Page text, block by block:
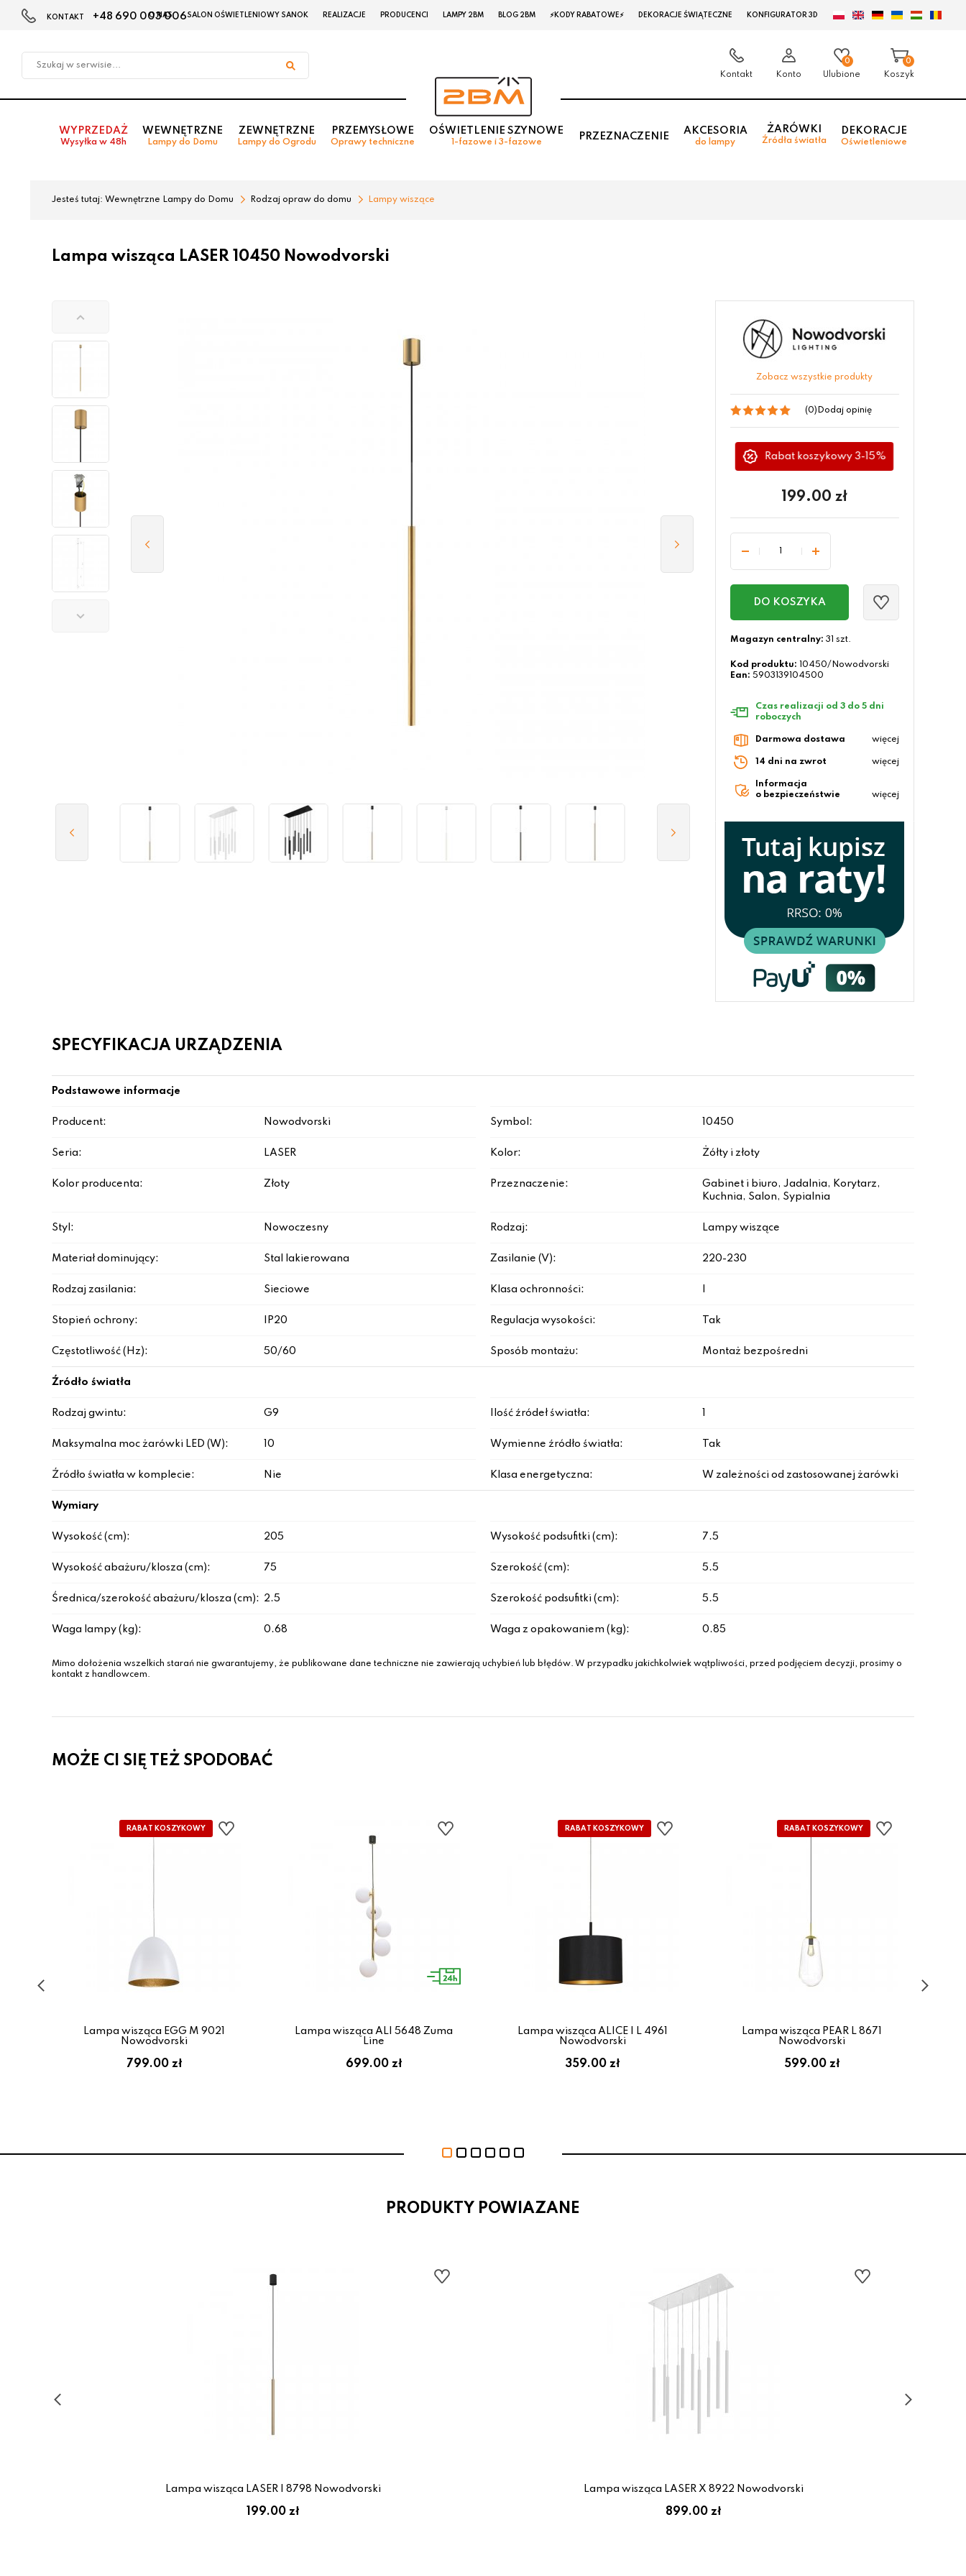
w
KONTAKT +48 690 003 006
O NAS SALON OŚWIETLENIOWY SANOK REALIZACJE PRODUCENCI LAMPY 2BM BLOG 2BM ⚡KODY RABATOWE⚡ DEKORACJE ŚWIĄTECZNE KONFIGURATOR 3D
Kontakt Konto
0
Ulubione
0
Koszyk
WYPRZEDAŻ
Wysyłka w 48h
WEWNĘTRZNE
Lampy do Domu
ZEWNĘTRZNE
Lampy do Ogrodu
PRZEMYSŁOWE
Oprawy techniczne
OŚWIETLENIE SZYNOWE
1-fazowe i 3-fazowe
PRZEZNACZENIE
AKCESORIA
do lampy
ŻARÓWKI
Źródła światła
DEKORACJE
Oświetleniowe
Jesteś tutaj: Wewnętrzne Lampy do Domu Rodzaj opraw do domu Lampy wiszące
Lampa wisząca LASER 10450 Nowodvorski
Zobacz wszystkie produkty
(0) Dodaj opinię
Rabat koszykowy 3-15%
199.00 zł
DO KOSZYKA
Magazyn centralny: 31 szt.
Kod produktu:
10450/Nowodvorski
Ean: 5903139104500
Czas realizacji od 3 do 5 dni
roboczych
Darmowa dostawa więcej
14 dni na zwrot więcej
Informacja
o bezpieczeństwie
więcej
SPECYFIKACJA URZĄDZENIA
Podstawowe informacje
Producent: Nowodvorski Symbol: 10450
Seria: LASER Kolor: Żółty i złoty
Kolor producenta: Złoty Przeznaczenie:
Gabinet i biuro, Jadalnia, Korytarz,
Kuchnia, Salon, Sypialnia
Styl: Nowoczesny Rodzaj: Lampy wiszące
Materiał dominujący: Stal lakierowana Zasilanie (V): 220-230
Rodzaj zasilania: Sieciowe Klasa ochronności:
Stopień ochrony: IP20 Regulacja wysokości: Tak
Częstotliwość (Hz): 50/60 Sposób montażu: Montaż bezpośredni
Źródło światła
Rodzaj gwintu: G9 Ilość źródeł światła:
Maksymalna moc żarówki LED (W): 10 Wymienne źródło światła: Tak
Źródło światła w komplecie: Nie Klasa energetyczna: W zależności od zastosowanej żarówki
Wymiary
Wysokość (cm): 205 Wysokość podsufitki (cm): 7.5
Wysokość abażuru/klosza (cm): 75 Szerokość (cm): 5.5
Średnica/szerokość abażuru/klosza (cm): 2.5 Szerokość podsufitki (cm): 5.5
Waga lampy (kg): 0.68 Waga z opakowaniem (kg): 0.85
Mimo dołożenia wszelkich starań nie gwarantujemy, że publikowane dane techniczne nie zawierają uchybień lub błędów. W przypadku jakichkolwiek wątpliwości, przed podjęciem decyzji, prosimy o
kontakt z handlowcem.
MOŻE CI SIĘ TEŻ SPODOBAĆ
Lampa wisząca EGG M 9021
Nowodvorski
799.00 zł
Lampa wisząca ALI 5648 Zuma
Line
699.00 zł
Lampa wisząca ALICE I L 4961
Nowodvorski
359.00 zł
Lampa wisząca PEAR L 8671
Nowodvorski
599.00 zł
PRODUKTY POWIAZANE
Lampa wisząca LASER I 8798 Nowodvorski
199.00 zł
Lampa wisząca LASER X 8922 Nowodvorski
899.00 zł